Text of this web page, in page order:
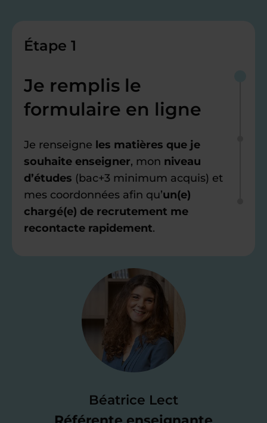
Béatrice Lect
Étape 1
Je remplis le
formulaire en ligne
Je renseigne les matières que je
souhaite enseigner, mon niveau
d’études (bac+3 minimum acquis) et
mes coordonnées afin qu’un(e)
chargé(e) de recrutement me
recontacte rapidement.
Je valide ma
candidature
test de 15 minutes
des programmes scolaires(et pouvoir
me mettre à jour au besoin) et